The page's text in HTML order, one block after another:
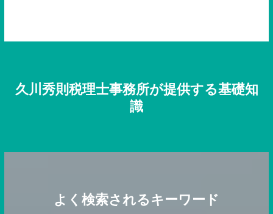
久川秀則税理士事務所が提供する基礎知
識
よく検索されるキーワード